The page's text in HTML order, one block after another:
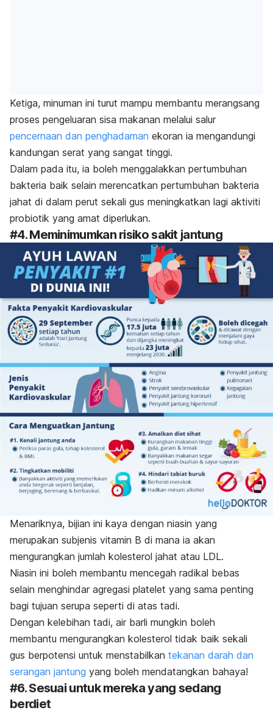
Ketiga, minuman ini turut mampu membantu merangsang
proses pengeluaran sisa makanan melalui salur
pencernaan dan penghadaman ekoran ia mengandungi
kandungan serat yang sangat tinggi.
Dalam pada itu, ia boleh menggalakkan pertumbuhan
bakteria baik selain merencatkan pertumbuhan bakteria
jahat di dalam perut sekali gus meningkatkan lagi aktiviti
probiotik yang amat diperlukan.
#4. Meminimumkan risiko sakit jantung
Menariknya, bijian ini kaya dengan niasin yang
merupakan subjenis vitamin B di mana ia akan
mengurangkan jumlah kolesterol jahat atau LDL.
Niasin ini boleh membantu mencegah radikal bebas
selain menghindar agregasi platelet yang sama penting
bagi tujuan serupa seperti di atas tadi.
Dengan kelebihan tadi, air barli mungkin boleh
membantu mengurangkan kolesterol tidak baik sekali
gus berpotensi untuk menstabilkan tekanan darah dan
serangan jantung yang boleh mendatangkan bahaya!
#6. Sesuai untuk mereka yang sedang
berdiet